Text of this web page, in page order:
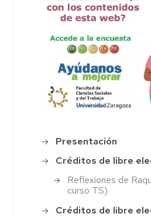
concepcionarenal
Presentación
Créditos de libre
Reflexiones de
curso TS)
Créditos de libre